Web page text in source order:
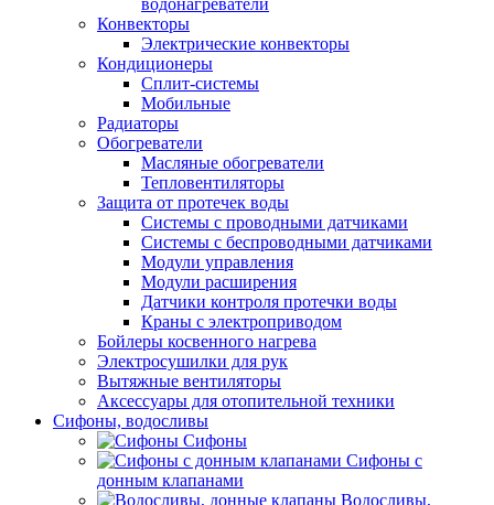
водонагреватели
Конвекторы
Электрические конвекторы
Кондиционеры
Сплит-системы
Мобильные
Радиаторы
Обогреватели
Масляные обогреватели
Тепловентиляторы
Защита от протечек воды
Системы с проводными датчиками
Системы с беспроводными датчиками
Модули управления
Модули расширения
Датчики контроля протечки воды
Краны с электроприводом
Бойлеры косвенного нагрева
Электросушилки для рук
Вытяжные вентиляторы
Аксессуары для отопительной техники
Сифоны, водосливы
Сифоны
Сифоны с
донным клапанами
Водосливы,